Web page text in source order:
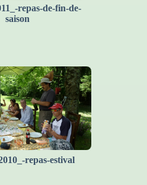
repas-de-fin-de-
saison
repas-estival